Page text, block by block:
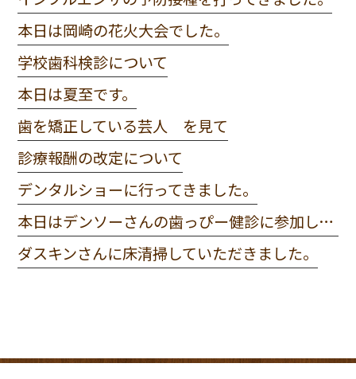
本日は岡崎の花火大会でした。
学校歯科検診について
本日は夏至です。
歯を矯正している芸人 を見て
診療報酬の改定について
デンタルショーに行ってきました。
本日はデンソーさんの歯っぴー健診に参加してきました。
ダスキンさんに床清掃していただきました。